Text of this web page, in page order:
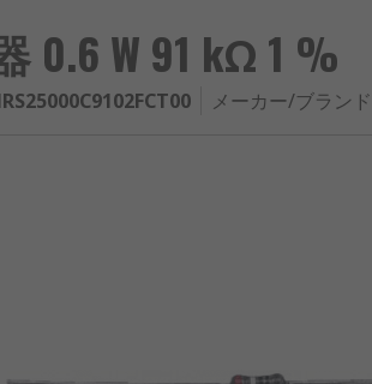
0.6 W 91 kΩ 1 %
メーカー/ブラン